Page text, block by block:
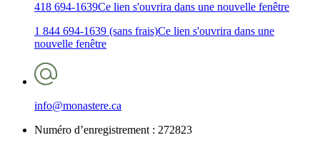
418 694-1639Ce lien s'ouvrira dans une nouvelle fenêtre
1 844 694-1639 (sans frais)Ce lien s'ouvrira dans une
nouvelle fenêtre
info@monastere.ca
Numéro d’enregistrement : 272823